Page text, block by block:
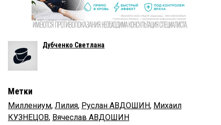
Дубченко Светлана
Метки
Миллениум, Лилия, Руслан АВДОШИН, Михаил
КУЗНЕЦОВ, Вячеслав АВДОШИН